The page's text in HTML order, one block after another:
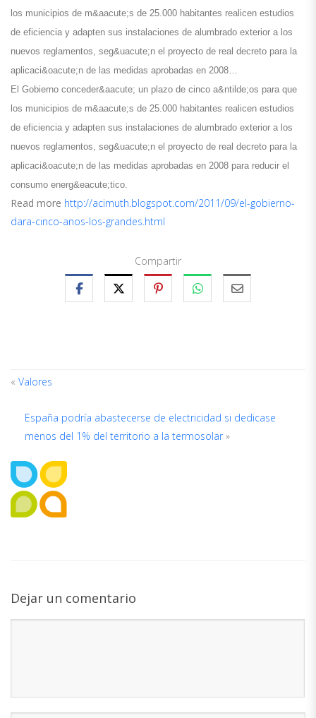
los municipios de m&aacute;s de 25.000 habitantes realicen estudios
de eficiencia y adapten sus instalaciones de alumbrado exterior a los
nuevos reglamentos, seg&uacute;n el proyecto de real decreto para la
aplicaci&oacute;n de las medidas aprobadas en 2008…
El Gobierno conceder&aacute; un plazo de cinco a&ntilde;os para que
los municipios de m&aacute;s de 25.000 habitantes realicen estudios
de eficiencia y adapten sus instalaciones de alumbrado exterior a los
nuevos reglamentos, seg&uacute;n el proyecto de real decreto para la
aplicaci&oacute;n de las medidas aprobadas en 2008 para reducir el
consumo energ&eacute;tico.
Read more http://acimuth.blogspot.com/2011/09/el-gobierno-
dara-cinco-anos-los-grandes.html
Compartir
« Valores
España podría abastecerse de electricidad si dedicase
menos del 1% del territorio a la termosolar»
ACERCA
DEL
AUTOR
Dejar un comentario